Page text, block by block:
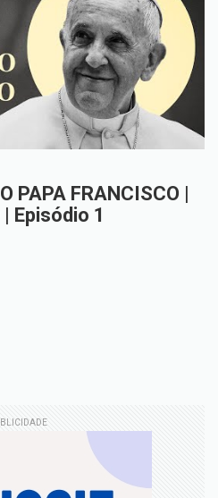
PAPA FRANCISCO |
| Episódio 1